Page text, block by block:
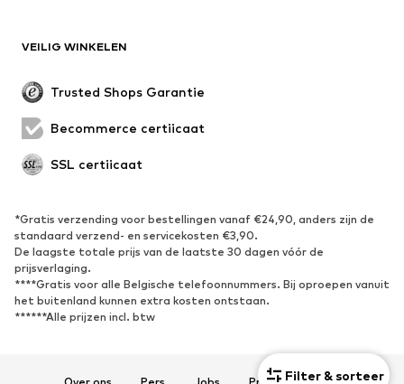
Filter & sorteer
Evenementen
SCHOENEN
Sneakers
Enkellaarsjes
Pumps & hakken
Laarzen
Sandalen
Sportschoenen
Ballerina's
Muiltjes
VEILIG WINKELEN
Trusted Shops Garantie
Becommerce certificaat
SSL certificaat
*Gratis verzending voor bestellingen vanaf €24,90, anders zijn de
standaard verzend- en servicekosten €3,90.
De laagste totale prijs van de laatste 30 dagen vóór de
prijsverlaging.
****Gratis voor alle Belgische telefoonnummers. Bij oproepen vanuit
het buitenland kunnen extra kosten ontstaan.
******Alle prijzen incl. btw